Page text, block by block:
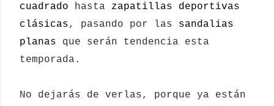
cuadrado hasta zapatillas deportivas
clásicas, pasando por las sandalias
planas que serán tendencia esta
temporada.
No dejarás de verlas, porque ya están